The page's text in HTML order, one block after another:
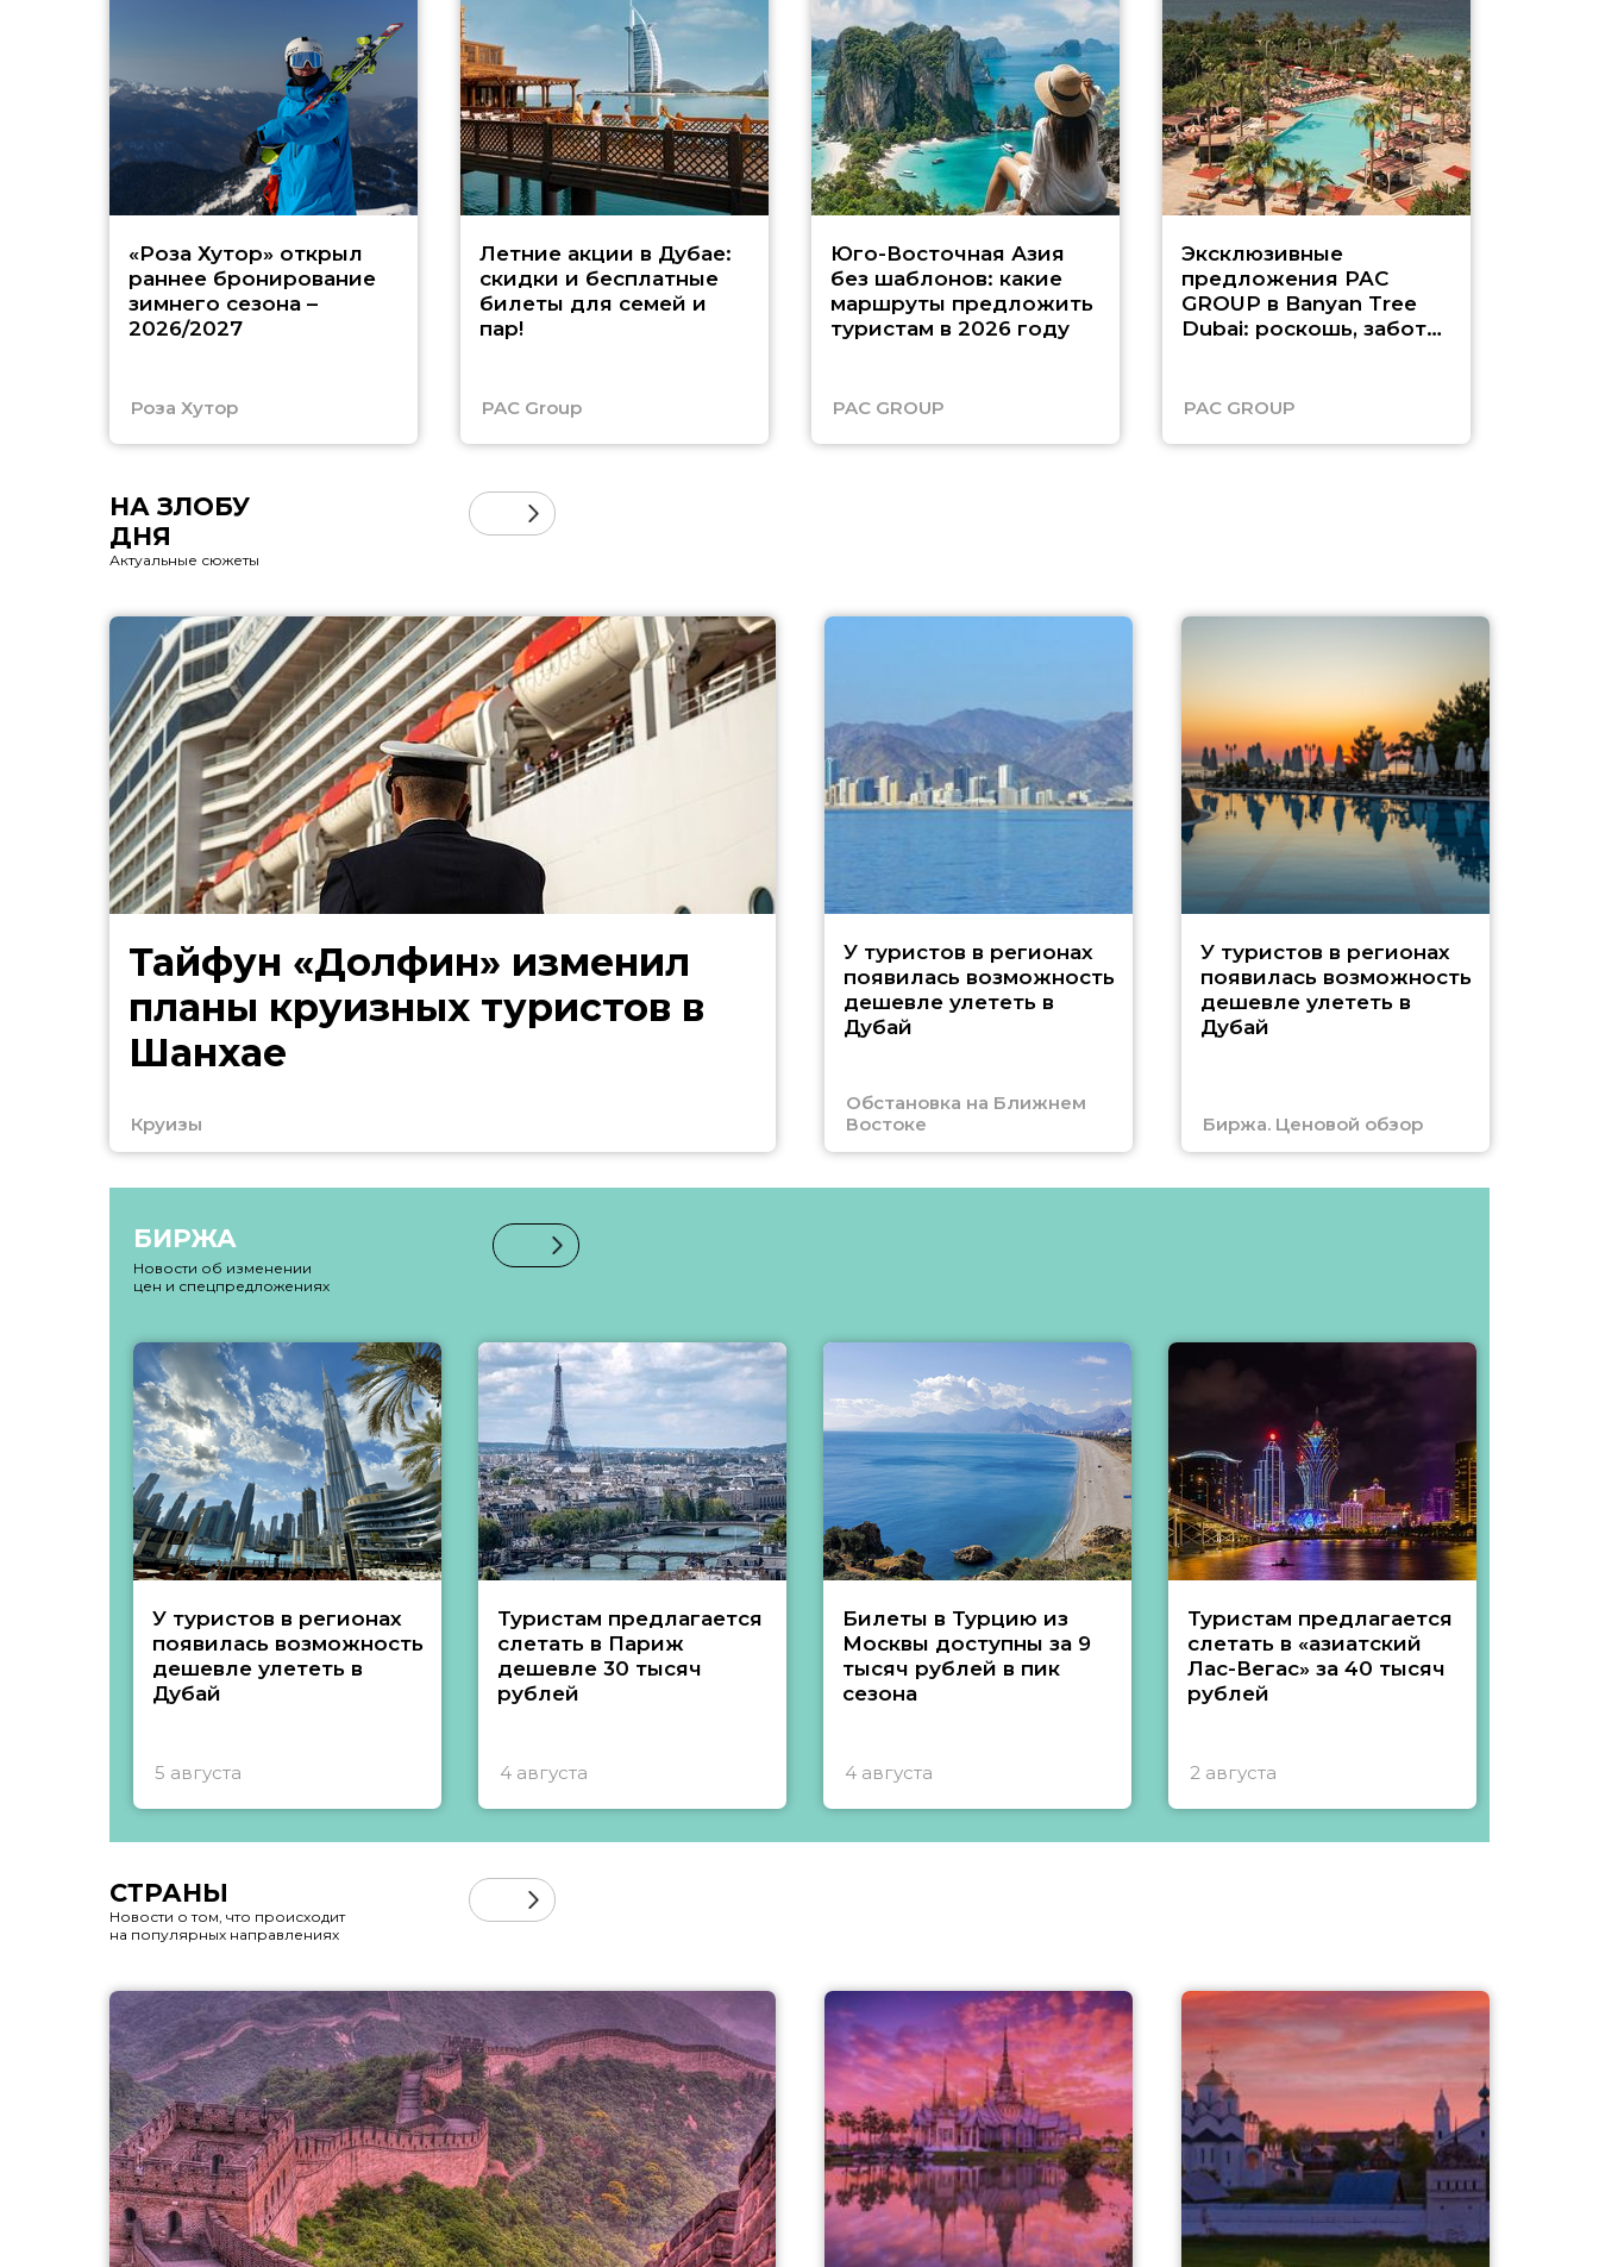
«Роза Хутор» открыл
раннее бронирование
зимнего сезона –
2026/2027
Роза Хутор
Летние акции в Дубае:
скидки и бесплатные
билеты для семей и
пар!
PAC Group
Юго-Восточная Азия
без шаблонов: какие
маршруты предложить
туристам в 2026 году
PAC GROUP
Эксклюзивные
предложения PAC
GROUP в Banyan Tree
Dubai: роскошь, забота
PAC GROUP
НА ЗЛОБУ
ДНЯ
Актуальные сюжеты
Тайфун «Долфин» изменил
планы круизных туристов в
Шанхае
Круизы
У туристов в регионах
появилась возможность
дешевле улететь в
Дубай
Обстановка на Ближнем
Востоке
У туристов в регионах
появилась возможность
дешевле улететь в
Дубай
Биржа. Ценовой обзор
БИРЖА
Новости об изменении
цен и спецпредложениях
У туристов в регионах
появилась возможность
дешевле улететь в
Дубай
5 августа
Туристам предлагается
слетать в Париж
дешевле 30 тысяч
рублей
4 августа
Билеты в Турцию из
Москвы доступны за 9
тысяч рублей в пик
сезона
4 августа
Туристам предлагается
слетать в «азиатский
Лас-Вегас» за 40 тысяч
рублей
2 августа
СТРАНЫ
Новости о том, что происходит
на популярных направлениях